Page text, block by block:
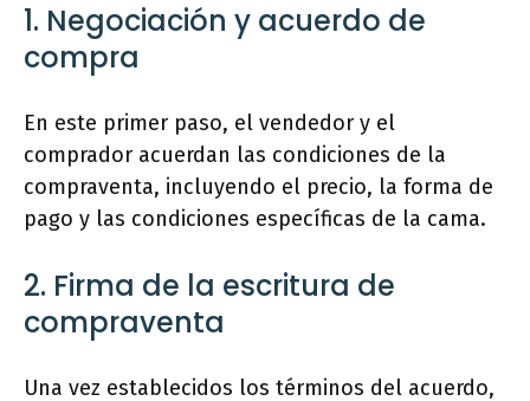
1. Negociación y acuerdo de
compra
En este primer paso, el vendedor y el
comprador acuerdan las condiciones de la
compraventa, incluyendo el precio, la forma de
pago y las condiciones específicas de la cama.
2. Firma de la escritura de
compraventa
Una vez establecidos los términos del acuerdo,